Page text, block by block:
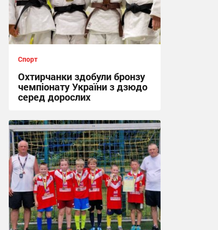
Спорт
Охтирчанки здобули бронзу
чемпіонату України з дзюдо
серед дорослих
12:25, 24.07.2026